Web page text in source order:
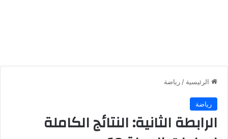
الرئيسية / رياضة
رياضة
الرابطة الثانية: النتائج الكاملة